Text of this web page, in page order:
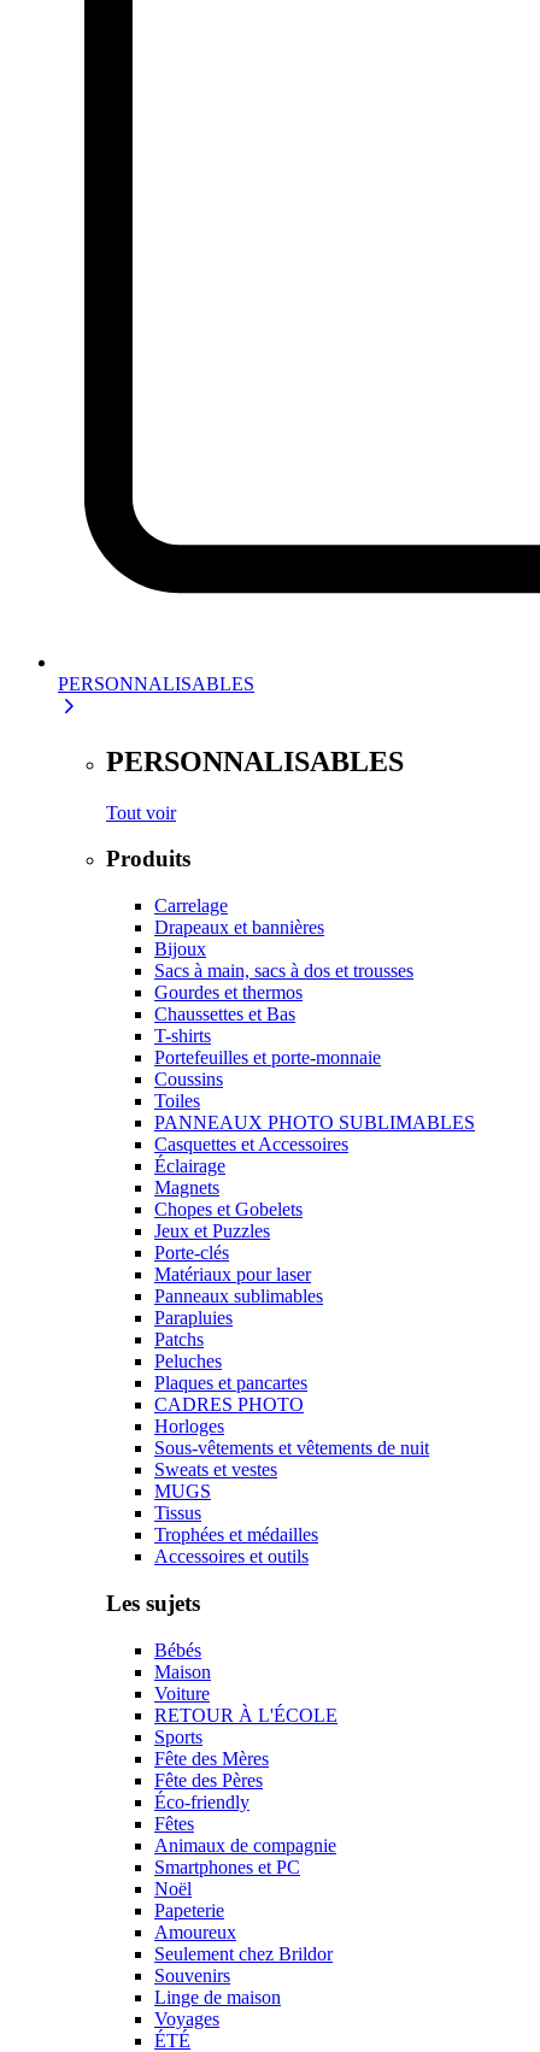
PERSONNALISABLES
PERSONNALISABLES
Tout voir
Produits
Carrelage
Drapeaux et bannières
Bijoux
Sacs à main, sacs à dos et trousses
Gourdes et thermos
Chaussettes et Bas
T-shirts
Portefeuilles et porte-monnaie
Coussins
Toiles
PANNEAUX PHOTO SUBLIMABLES
Casquettes et Accessoires
Éclairage
Magnets
Chopes et Gobelets
Jeux et Puzzles
Porte-clés
Matériaux pour laser
Panneaux sublimables
Parapluies
Patchs
Peluches
Plaques et pancartes
CADRES PHOTO
Horloges
Sous-vêtements et vêtements de nuit
Sweats et vestes
MUGS
Tissus
Trophées et médailles
Accessoires et outils
Les sujets
Bébés
Maison
Voiture
RETOUR À L'ÉCOLE
Sports
Fête des Mères
Fête des Pères
Éco-friendly
Fêtes
Animaux de compagnie
Smartphones et PC
Noël
Papeterie
Amoureux
Seulement chez Brildor
Souvenirs
Linge de maison
Voyages
ÉTÉ